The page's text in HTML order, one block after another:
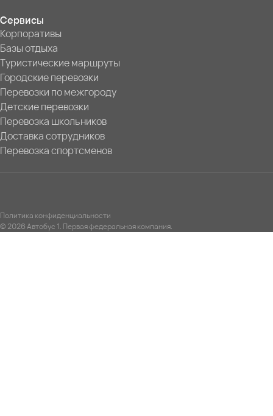
Сервисы
Корпоративы
Базы отдыха
Туристические маршруты
Городские перевозки
Перевозки по межгороду
Детские перевозки
Перевозка школьников
Доставка сотрудников
Перевозка спортсменов
Политика конфиденциальности
© 2026 Автобус 1. Первая федеральная компания.